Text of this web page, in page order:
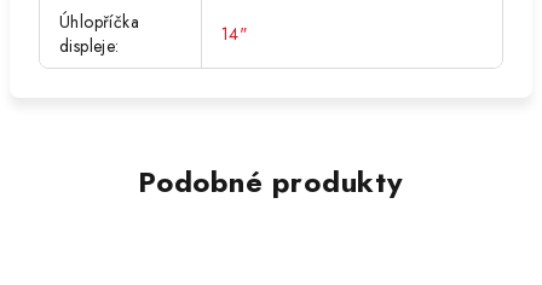
Úhlopříčka
displeje: 14"
Podobné produkty